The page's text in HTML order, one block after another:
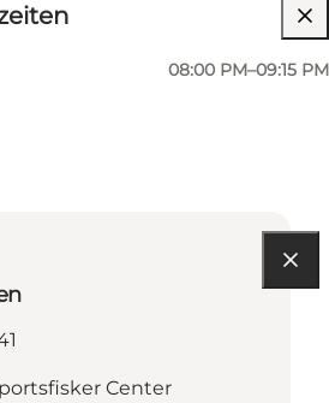
08:00 PM–09:15 PM
Center